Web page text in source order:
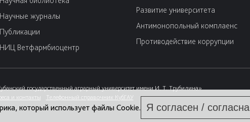
Научные журналы
Публикации
НИЦ Ветфармбиоцентр
Развитие университета
Антимонопольный комплаенс
Противодействие коррупции
государственный аграрный университет имени И. Т. Трубилина»
и контакты
Телефонный справочник КубГАУ
который использует файлы Cookie. Я согласен / согласна